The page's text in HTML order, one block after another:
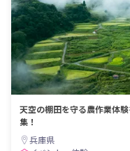
天空の棚田を守る農作業体
集！
兵庫県